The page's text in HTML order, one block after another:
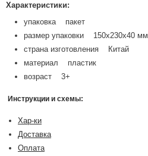
Характеристики:
упаковка пакет
размер упаковки 150x230x40 мм
страна изготовления Китай
материал пластик
возраст 3+
Инструкции и схемы:
Хар-ки
Доставка
Оплата